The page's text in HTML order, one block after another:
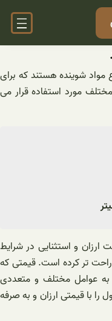
مواد شوینده هستند که برای
مورد استفاده قرار می
لیتر با قیمت ارزان و استثنایی در شرایط
راحت ‌تر کرده است. قیمتی که
عوامل مختلف و متعددی
را با قیمتی ارزان و به صرفه